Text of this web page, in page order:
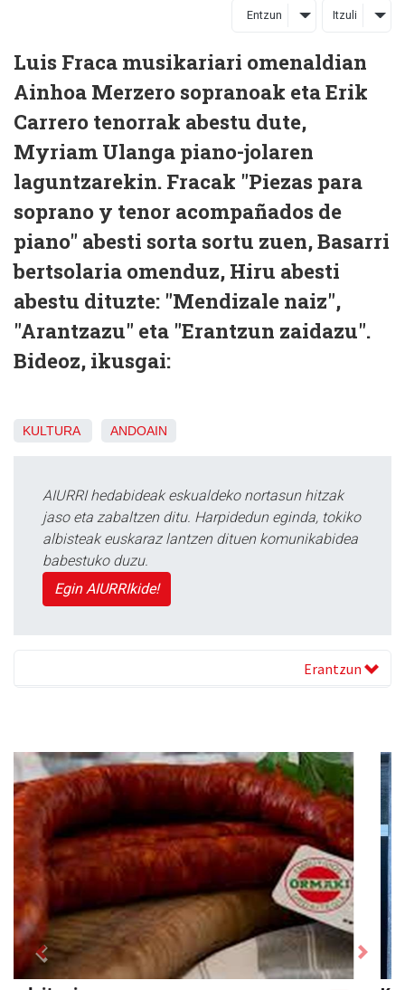
Entzun Itzuli
Luis Fraca musikariari omenaldian
Ainhoa Merzero sopranoak eta Erik
Carrero tenorrak abestu dute,
Myriam Ulanga piano-jolaren
laguntzarekin. Fracak "Piezas para
soprano y tenor acompañados de
piano" abesti sorta sortu zuen, Basarri
bertsolaria omenduz, Hiru abesti
abestu dituzte: "Mendizale naiz",
"Arantzazu" eta "Erantzun zaidazu".
Bideoz, ikusgai:
KULTURA ANDOAIN
AIURRI hedabideak eskualdeko nortasun hitzak
jaso eta zabaltzen ditu. Harpidedun eginda, tokiko
albisteak euskaraz lantzen dituen komunikabidea
babestuko duzu.
Egin AIURRIkide!
Erantzun
Previous Next